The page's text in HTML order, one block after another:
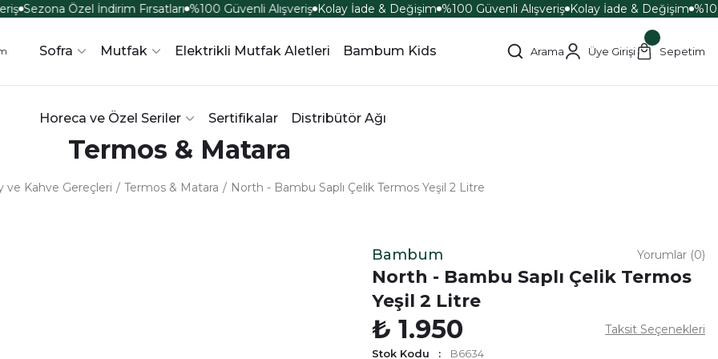
Sezona Özel İndirim Fırsatları %100 Güvenli Alışveriş Kolay İade & Değişim %100 Güvenli Alışveriş Kolay İade & Değişim
Sofra Mutfak Elektrikli Mutfak Aletleri Bambum Kids
Horeca ve Özel Seriler Sertifikalar Distribütör Ağı
Arama Üye Girişi Sepetim
Termos & Matara
ve Kahve Gereçleri Termos & Matara North - Bambu Saplı Çelik Termos Yeşil 2 Litre
Bambum Yorumlar (0)
North - Bambu Saplı Çelik Termos
Yeşil 2 Litre
₺ 1.950 Taksit Seçenekleri
Stok Kodu B6634